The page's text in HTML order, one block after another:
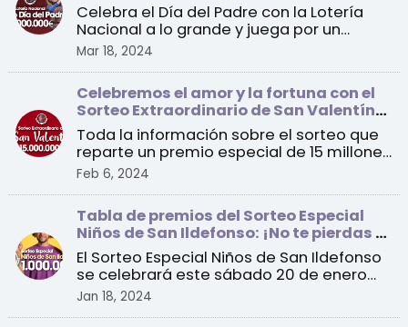
Celebra el Día del Padre con la Lotería
Nacional a lo grande y juega por un
premio especial de 1 ...
Mar 18, 2024
Celebremos el amor y la fortuna con el
Sorteo Extraordinario de San Valentín
2024
Toda la información sobre el sorteo que
reparte un premio especial de 15 millones
Feb 6, 2024
Tabla de premios del Sorteo Especial
Niños de San Ildefonso: ¡No te pierdas el
sorteo de este sábado!
El Sorteo Especial Niños de San Ildefonso
se celebrará este sábado 20 de enero
con un primer pre ...
Jan 18, 2024